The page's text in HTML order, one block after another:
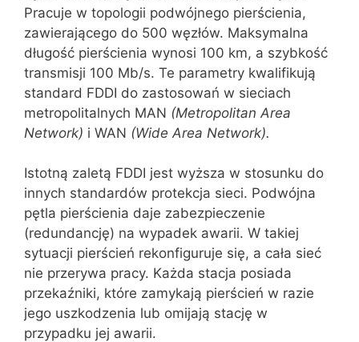
Pracuje w topologii podwójnego pierścienia,
zawierającego do 500 węzłów. Maksy‌malna
długość pierścienia wynosi 100 km, a szybkość
transmisji 100 Mb/s. Te parametry kwalifikują
standard FDDI do zastosowań w sieciach
metro‌politalnych MAN (Metropolitan Area
Network) i WAN (Wide Area Network).
Istotną zaletą FDDI jest wyższa w stosunku do
innych standardów protekcja sieci. Podwójna
pętla pierścienia daje zabezpieczenie
(redundancję) na wypadek awarii. W takiej
sytuacji pierścień rekonfiguruje się, a cała sieć
nie przerywa pracy. Każda stacja posiada
przekaźniki, które zamykają pierścień w razie
jego uszkodzenia lub omijają stację w
przypadku jej awarii.